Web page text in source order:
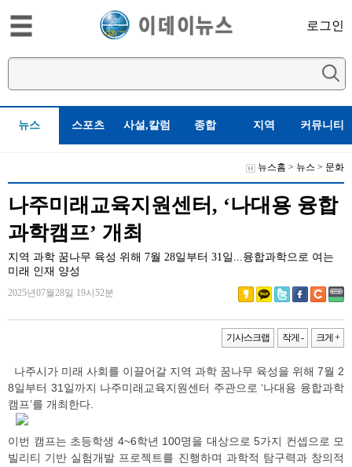
로그인
뉴스 스포츠 사설,칼럼 종합 지역 커뮤니티
뉴스홈 > 뉴스 > 문화
나주미래교육지원센터, ‘나대용 융합
과학캠프’ 개최
지역 과학 꿈나무 육성 위해 7월 28일부터 31일...융합과학으로 여는
미래 인재 양성
2025년07월28일 19시52분
기사스크랩 작게 - 크게 +
나주시가 미래 사회를 이끌어갈 지역 과학 꿈나무 육성을 위해 7월 2
8일부터 31일까지 나주미래교육지원센터 주관으로 ‘나대용 융합과학
캠프’를 개최한다.
이번 캠프는 초등학생 4~6학년 100명을 대상으로 5가지 컨셉으로 모
빌리티 기반 실험개발 프로젝트를 진행하며 과학적 탐구력과 창의적